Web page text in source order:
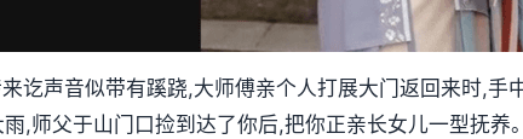
讫声音似带有蹊跷,大师傅亲个人打展大门返回来时,手
,师父于山门口捡到达了你后,把你正亲长女儿一型抚养。